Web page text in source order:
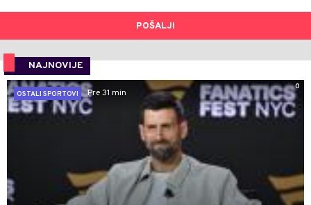
POŠALJI
NAJNOVIJE
0
OSTALI SPORTOVI
Pre 31 min